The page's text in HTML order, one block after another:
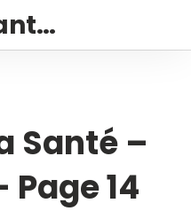
Karting de la Santé – Montalivet
Santé –
14